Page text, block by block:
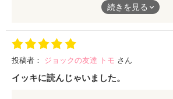
続きを見る
投稿者： ジョックの友達 トモ さん
イッキに読んじゃいました。